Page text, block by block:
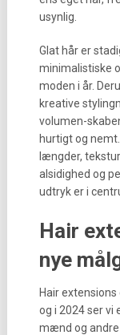
usynlig.
Glat hår er
minimalistiske
moden i år.
kreative
volumen-
hurtigt og
længder,
alsidighed og
udtryk er i
Hair
nye
Hair
og i 2024 ser vi
mænd og